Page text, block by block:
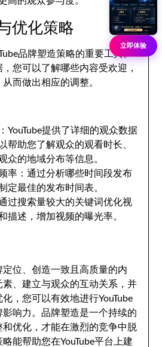
优化策略
品牌塑造策略的重要工具。
您可以了解哪些内容受欢迎，
而做出相应的调整。
YouTube提供了详细的观众数据
帮助您了解观众的观看时长、
众的地域分布等信息。
率：通过分析哪些时间段发布
定最佳的发布时间表。
过搜索量较大的关键词优化视
描述，增加视频的曝光率。
位、创造一致且高质量的内
、建立与观众的互动关系，并
，您可以有效地进行YouTube
响力。品牌塑造是一个持续的
优化，才能在激烈的竞争中脱
能帮助您在YouTube平台上建
立即体验